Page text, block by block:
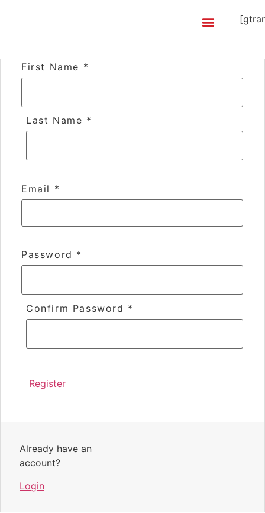
First Name *
Last Name *
Email *
Password *
Confirm Password *
Already have an
account?
Login